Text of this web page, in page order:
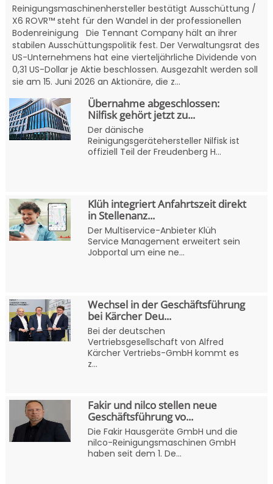
Reinigungsmaschinenhersteller bestätigt Ausschüttung /
X6 ROVR™ steht für den Wandel in der professionellen
Bodenreinigung Die Tennant Company hält an ihrer
stabilen Ausschüttungspolitik fest. Der Verwaltungsrat des
US-Unternehmens hat eine vierteljährliche Dividende von
0,31 US-Dollar je Aktie beschlossen. Ausgezahlt werden soll
sie am 15. Juni 2026 an Aktionäre, die z...
Übernahme abgeschlossen:
Nilfisk gehört jetzt zu...
Der dänische
Reinigungsgerätehersteller Nilfisk ist
offiziell Teil der Freudenberg H...
Klüh integriert Anfahrtszeit direkt
in Stellenanz...
Der Multiservice-Anbieter Klüh
Service Management erweitert sein
Jobportal um eine ne...
Wechsel in der Geschäftsführung
bei Kärcher Deu...
Bei der deutschen
Vertriebsgesellschaft von Alfred
Kärcher Vertriebs-GmbH kommt es
z...
Fakir und nilco stellen neue
Geschäftsführung vo...
Die Fakir Hausgeräte GmbH und die
nilco-Reinigungsmaschinen GmbH
haben seit dem 1. De...